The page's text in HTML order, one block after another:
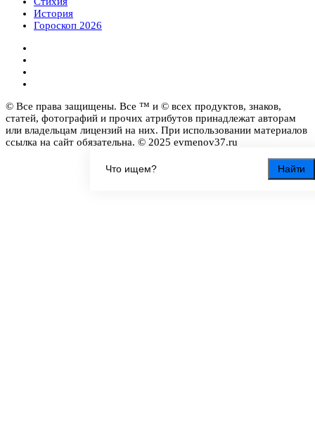
Найти
История
Гороскоп 2026
© Все права защищены. Все ™ и © всех продуктов, знаков,
статей, фотографий и прочих атрибутов принадлежат авторам
или владельцам лицензий на них. При использовании материалов
ссылка на сайт обязательна. © 2025 evmenov37.ru